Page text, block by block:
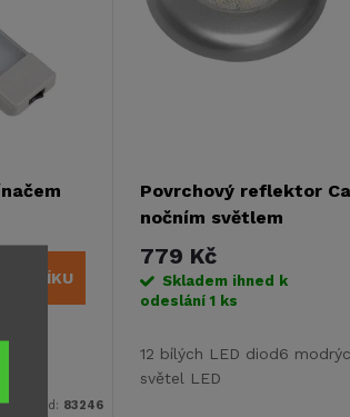
KOŠÍKU
Kód: 83246
Povrchový reflektor
nočním světlem
779 Kč
Skladem ihned k
odeslání 1 ks
12 bílých LED diod6
světel LED